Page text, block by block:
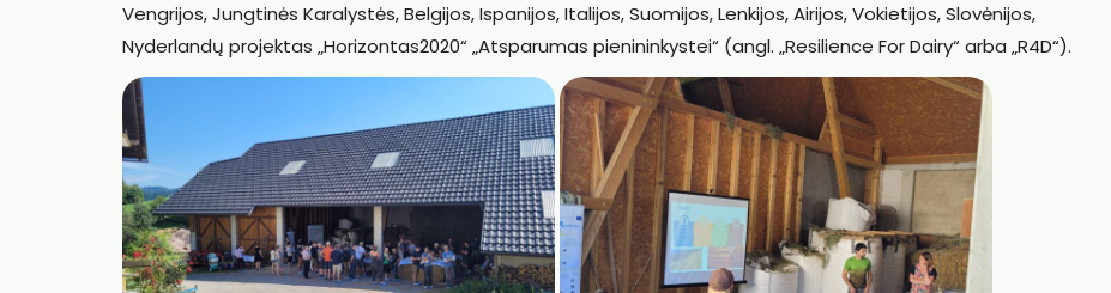
Vengrijos, Jungtinės Karalystės, Belgijos, Ispanijos, Italijos, Suomijos, Lenkijos, Airijos, Vokietijos, Slovėnijos,
Nyderlandų projektas „Horizontas2020“ „Atsparumas pienininkystei“ (angl. „Resilience For Dairy“ arba „R4D“).